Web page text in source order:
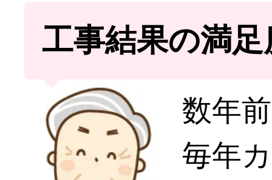
工事結果の満足
数年
毎年